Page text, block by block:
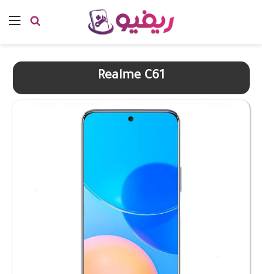
بحث
Realme C61